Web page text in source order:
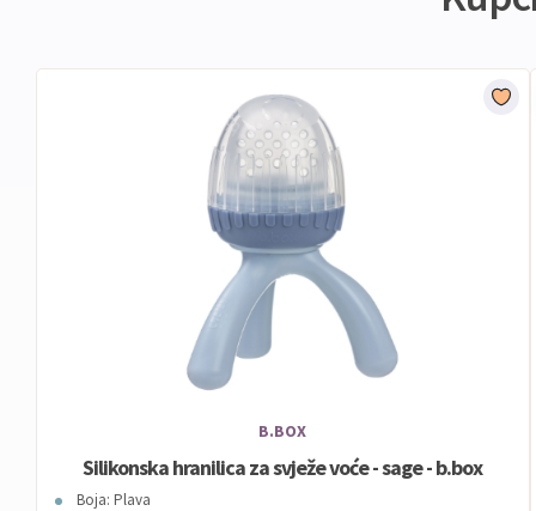
B.BOX
Silikonska hranilica za svježe voće - sage - b.box
Boja: Plava